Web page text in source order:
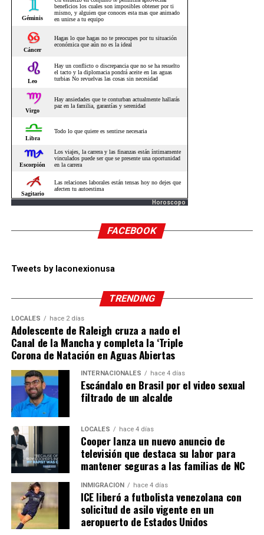
Horoscopo
FACEBOOK
Tweets by laconexionusa
TRENDING
LOCALES hace 2 días
Adolescente de Raleigh cruza a nado el
Canal de la Mancha y completa la ‘Triple
Corona de Natación en Aguas Abiertas
INTERNACIONALES hace 4 días
Escándalo en Brasil por el video sexual
filtrado de un alcalde
LOCALES hace 4 días
Cooper lanza un nuevo anuncio de
televisión que destaca su labor para
mantener seguras a las familias de NC
INMIGRACIÓN hace 4 días
ICE liberó a futbolista venezolana con
solicitud de asilo vigente en un
aeropuerto de Estados Unidos